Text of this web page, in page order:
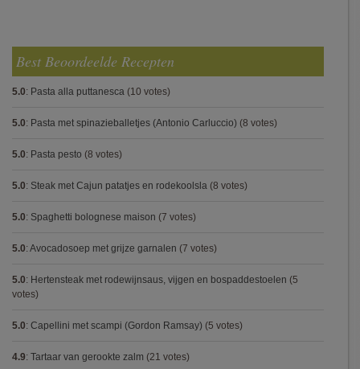
Best Beoordeelde Recepten
5.0: Pasta alla puttanesca (10 votes)
5.0: Pasta met spinazieballetjes (Antonio Carluccio) (8 votes)
5.0: Pasta pesto (8 votes)
5.0: Steak met Cajun patatjes en rodekoolsla (8 votes)
5.0: Spaghetti bolognese maison (7 votes)
5.0: Avocadosoep met grijze garnalen (7 votes)
5.0: Hertensteak met rodewijnsaus, vijgen en bospaddestoelen (5
votes)
5.0: Capellini met scampi (Gordon Ramsay) (5 votes)
4.9: Tartaar van gerookte zalm (21 votes)